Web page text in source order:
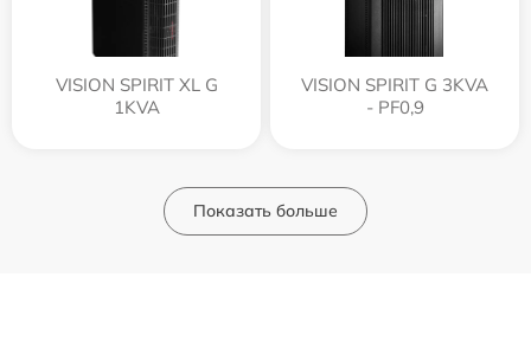
VISION SPIRIT XL G
1KVA
VISION SPIRIT G 3KVA
- PF0,9
Показать больше